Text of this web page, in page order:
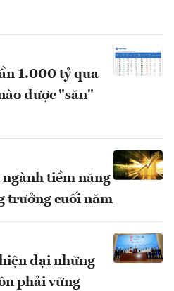
1.000 tỷ qua
được "săn"
tiềm năng
trưởng cuối năm
đại những
phải vững